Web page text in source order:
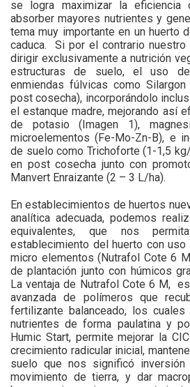
se logra maximizar la eficiencia
absorber mayores nutrientes y
tema muy importante en un huerto
caduca.
Si por el contrario
dirigir exclusivamente a nutrición
estructuras de suelo, el uso
enmiendas fúlvicas como
post cosecha), incorporándolo
el estanque madre, mejorando así
de potasio (Imagen 1),
microelementos (Fe-Mo-Zn-B), e
de suelo como Trichoforte (1-1,5
en post cosecha junto con
Manvert Enraizante (2 – 3 L/ha).
En establecimientos de huertos
analítica adecuada, podemos
equivalentes, que nos
establecimiento del huerto con
micro elementos (Nutrafol Cote 6
de plantación junto con húmicos
La ventaja de Nutrafol Cote 6 M,
avanzada de polímeros que
fertilizante balanceado, los
nutrientes de forma paulatina y
Humic Start, permite mejorar la
crecimiento radicular inicial,
suelo que nos significó inversión
movimiento de tierra, y dar